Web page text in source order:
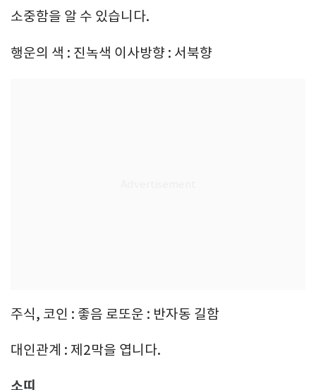
소중함을 알 수 있습니다.
행운의 색 : 진녹색 이사방향 : 서북향
주식, 코인 : 좋음 로또운 : 반자동 길함
대인관계 : 제2막을 엽니다.
소띠